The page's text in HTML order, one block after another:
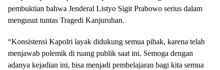
pembuktian bahwa Jenderal Listyo Sigit Prabowo serius dalam
mengusut tuntas Tragedi Kanjuruhan.
“Konsistensi Kapolri layak didukung semua pihak, karena telah
menjawab polemik di ruang publik saat ini. Semoga dengan
adanya kejadian ini, bisa menjadi pembelajaran bagi kita semua